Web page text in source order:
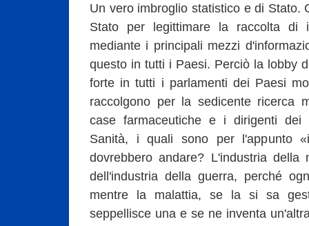
Un vero imbroglio statistico e di Stato.
Stato per legittimare la raccolta di
mediante i principali mezzi
questo in tutti i Paesi. Perciò la lobby
forte in tutti i parlamenti dei Paesi
raccolgono per la sedicente ricerca
case farmaceutiche e i dirigenti dei
Sanità, i quali sono per l'appunto
dovrebbero andare? L'industria
dell'industria della guerra, perché
mentre la malattia, se la si sa
seppellisce una e se ne inventa